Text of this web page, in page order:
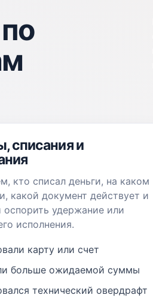
списания и
кто списал деньги, на каком
какой документ действует и
удержание или
исполнения.
карту или счет
больше ожидаемой суммы
технический овердрафт